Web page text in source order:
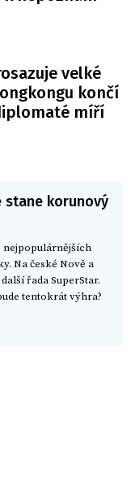
velké
končí
míří
stane korunový
nejpopulárnějších
Na české Nově a
řada SuperStar.
tentokrát výhra?